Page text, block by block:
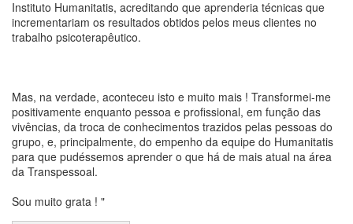
Instituto Humanitatis, acreditando que aprenderia técnicas que
incrementariam os resultados obtidos pelos meus clientes no
trabalho psicoterapêutico.
Mas, na verdade, aconteceu isto e muito mais ! Transformei-me
positivamente enquanto pessoa e profissional, em função das
vivências, da troca de conhecimentos trazidos pelas pessoas do
grupo, e, principalmente, do empenho da equipe do Humanitatis
para que pudéssemos aprender o que há de mais atual na área
da Transpessoal.
Sou muito grata ! "